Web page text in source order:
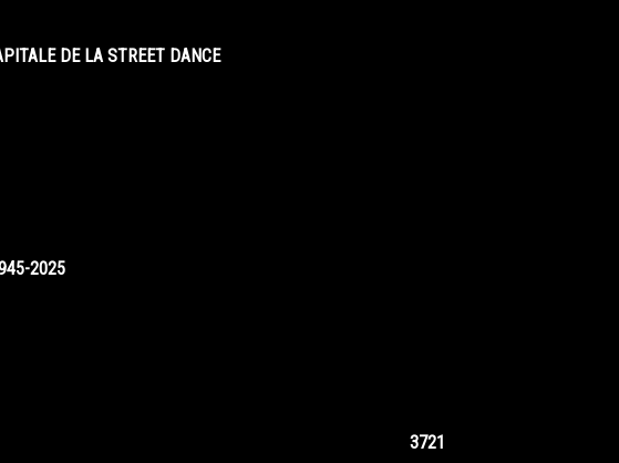
DE LA STREET DANCE
2025
3721